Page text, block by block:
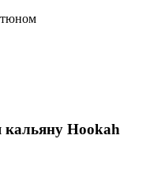
кальяну Hookah